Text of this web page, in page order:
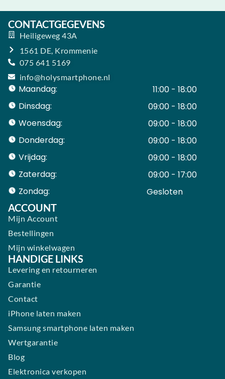
CONTACTGEGEVENS
Heiligeweg 43A
1561 DE, Krommenie
075 641 5169
info@holysmartphone.nl
Maandag:
11:00 - 18:00
Dinsdag:
09:00 - 18:00
Woensdag:
09:00 - 18:00
Donderdag:
09:00 - 18:00
Vrijdag:
09:00 - 18:00
Zaterdag:
09:00 - 17:00
Zondag:
Gesloten ​ ​ ​ ​ ​ ​ ​
ACCOUNT
Mijn Account
Bestellingen
Mijn winkelwagen
HANDIGE LINKS
Levering en retourneren
Garantie
Contact
iPhone laten maken
Samsung smartphone laten maken
Wertgarantie
Blog
Elektronica verkopen